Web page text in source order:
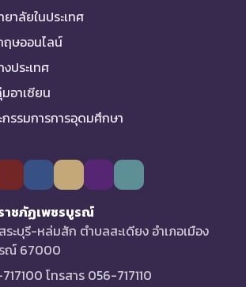
าลัยในประเทศ
ฤษออนไลน์
ประเทศ
อาเซียน
รรมการการอุดมศึกษา
าชภัฏเพชรบูรณ์
ระบุรี-หล่มสัก ตำบลสะเดียง อำเภอเมือง
ณ์ 67000
โทรสาร 056-717110